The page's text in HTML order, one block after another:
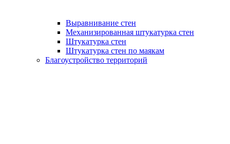
Выравнивание стен
Механизированная штукатурка стен
Штукатурка стен
Штукатурка стен по маякам
Благоустройство территорий